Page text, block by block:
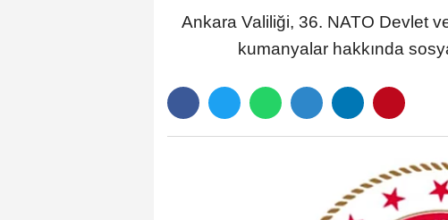
Ankara Valiliği, 36. NATO Devlet
kumanyalar hakkında